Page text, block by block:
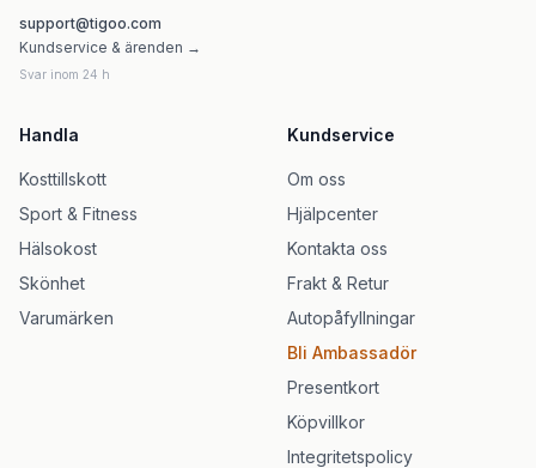
support@tigoo.com
Kundservice & ärenden →
Svar inom 24 h
Handla
Kosttillskott
Sport & Fitness
Hälsokost
Skönhet
Varumärken
Kundservice
Om oss
Hjälpcenter
Kontakta oss
Frakt & Retur
Autopåfyllningar
Bli Ambassadör
Presentkort
Köpvillkor
Integritetspolicy